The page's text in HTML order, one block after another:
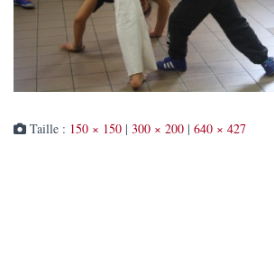
Taille : 150 × 150 | 300 × 200 | 640 × 427